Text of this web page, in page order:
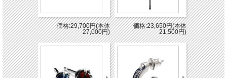
価格:29,700円(本体
27,000円)
価格:23,650円(本体
21,500円)